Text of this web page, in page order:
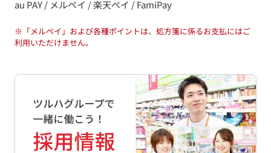
au PAY / メルペイ / 楽天ペイ / FamiPay
※ 「メルペイ」および各種ポイントは、処方箋に係るお支払にはご
利用いただけません。